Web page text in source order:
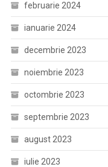
februarie 2024
ianuarie 2024
decembrie 2023
noiembrie 2023
octombrie 2023
septembrie 2023
august 2023
iulie 2023